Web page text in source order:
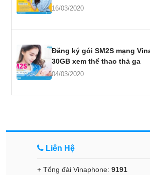
16/03/2020
Đăng ký gói SM2S mạng
30GB xem thể thao thả ga
04/03/2020
Liên Hệ
+ Tổng đài Vinaphone: 9191